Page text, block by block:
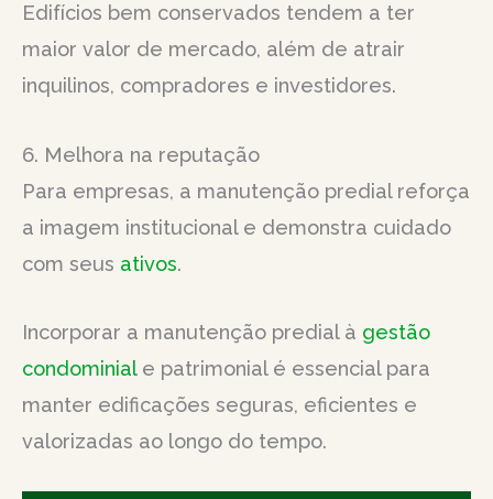
Edifícios bem conservados tendem a ter
maior valor de mercado, além de atrair
inquilinos, compradores e investidores.
6. Melhora na reputação
Para empresas, a manutenção predial reforça
a imagem institucional e demonstra cuidado
com seus ativos.
Incorporar a manutenção predial à gestão
condominiale patrimonial é essencial para
manter edificações seguras, eficientes e
valorizadas ao longo do tempo.